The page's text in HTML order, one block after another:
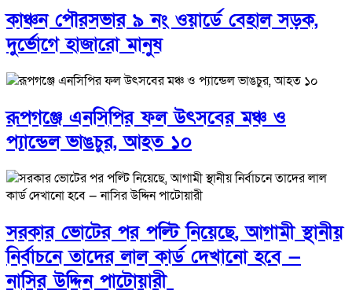
কাঞ্চন পৌরসভার ৯ নং ওয়ার্ডে বেহাল সড়ক,
দুর্ভোগে হাজারো মানুষ
রূপগঞ্জে এনসিপির ফল উৎসবের মঞ্চ ও
প্যান্ডেল ভাঙচুর, আহত ১০
সরকার ভোটের পর পল্টি নিয়েছে, আগামী স্থানীয়
নির্বাচনে তাদের লাল কার্ড দেখানো হবে —
নাসির উদ্দিন পাটোয়ারী